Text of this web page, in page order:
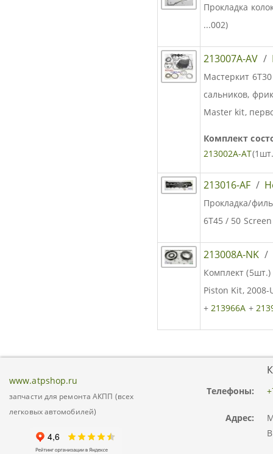
Прокладка
...002)
213007A-AV /
Мастеркит
сальников,
Master kit,
Комплект
213002A-AT
213016-AF /
Прокладка/
6T45 / 50
213008A-NK /
Комплект
Piston Kit,
+ 213966A +
www.atpshop.ru
запчасти для ремонта АКПП (всех
легковых автомобилей)
Телефоны:
Адрес: